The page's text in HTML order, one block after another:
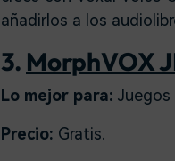
añadirlos a los
3. MorphVOX
Lo mejor para: Juegos
Precio: Gratis.